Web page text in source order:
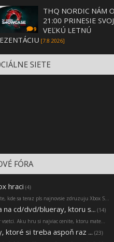
9
THQ NORDIC NÁM O
21:00 PRINESIE
VEĽKÚ LETNÚ
[7.8 2026]
SIETE
FÓRA
hraci (4)
kde sa teraz pls najnovsie zdruzuju Xbox S...
na cd/dvd/blueray, ktoru s... (14)
vsetci. Aku hru si najviac cenite, ktoru mate...
ktoré si treba aspoň raz ... (23)